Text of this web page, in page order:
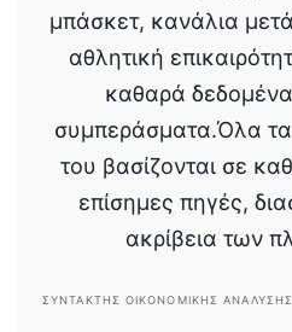
μπάσκετ, κανάλια
αθλητική
καθαρά
συμπεράσματα.Όλα
του βασίζονται σε
επίσημες πηγές,
ακρίβεια των
ΣΥΝΤΆΚΤΗΣ ΟΙΚΟΝΟΜΙΚΉΣ